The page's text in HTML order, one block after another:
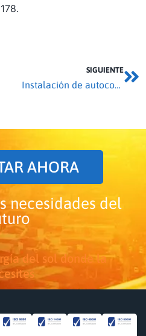
SIGUIENTE
AHORA
necesidades del
del sol donde la